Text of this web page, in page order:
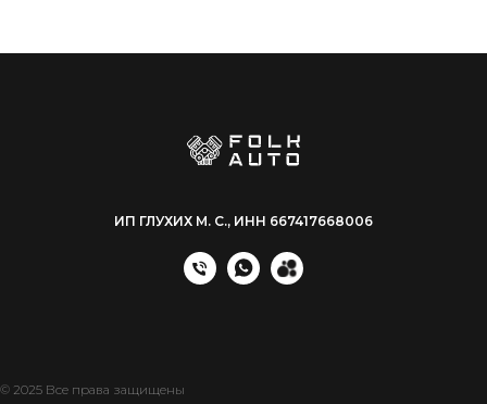
ИП ГЛУХИХ М. С., ИНН 667417668006
© 2025 Все права защищены